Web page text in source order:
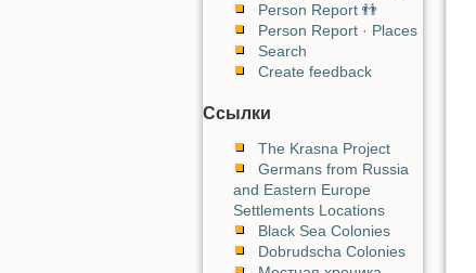
Person Report 👬
Person Report · Places
Search
Create feedback
Ссылки
The Krasna Project
Germans from Russia
and Eastern Europe
Settlements Locations
Black Sea Colonies
Dobrudscha Colonies